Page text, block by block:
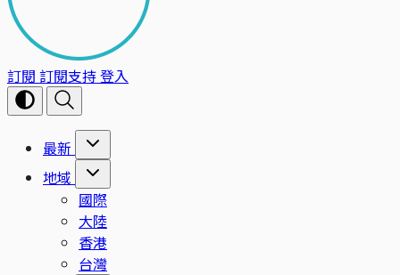
訂閱 訂閱支持登入
最新
地域
國際
大陸
香港
台灣